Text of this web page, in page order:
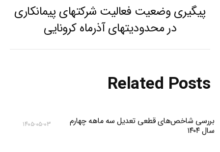
Previous
post:
پیگیری وضعیت فعالیت شرکتهای پیمانکاری
در محدودیتهای آذرماه کرونایی
Related Posts
بررسی شاخص‌های قطعی تعدیل سه ماهه چهارم
سال ۱۴۰۴
۱۴۰۵-۰۵-۰۳